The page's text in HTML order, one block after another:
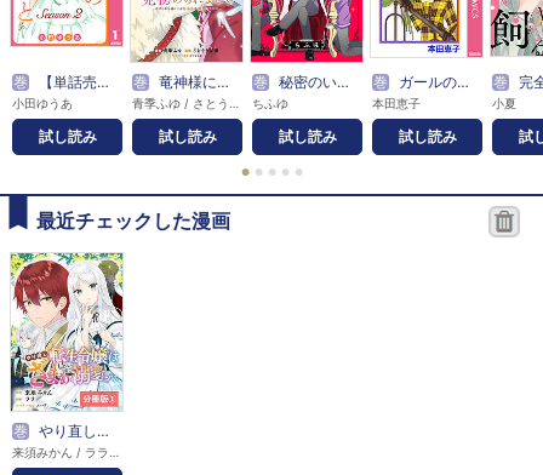
巻 【単話売】かろりのつやごと Season2
小田ゆうあ
試し読み
巻 竜神様に見初められまして～虐げられ令嬢の三食もふもふ溺愛付き生活～
試し読み
巻 秘密のいばら 【連載版】
ちふゆ
試し読み
巻 ガールの法則
本田恵子
試し読み
巻 完全ニャる飼育～コ
小夏
試
● ● ● ● ●
最近チェックした漫画
巻 やり直し転生令嬢はざまぁしたいのに溺愛される【分冊版】